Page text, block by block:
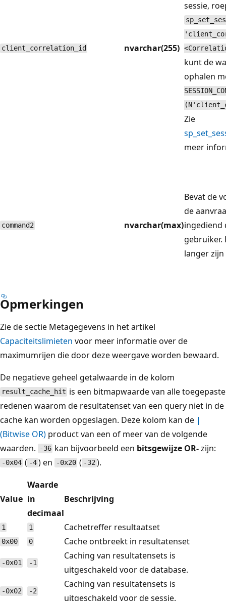
client_correlation_id nvarchar(255)
sessie,
kunt de
ophalen
Zie
meer
command2 nvarchar(max)
Bevat de
de
ingediend
gebruiker.
langer zijn
Opmerkingen
Zie de sectie Metagegevens in het artikel
Capaciteitslimieten voor meer informatie over de
maximumrijen die door deze weergave worden bewaard.
De negatieve geheel getalwaarde in de kolom
result_cache_hit is een bitmapwaarde van alle toegepaste
redenen waarom de resultatenset van een query niet in de
cache kan worden opgeslagen. Deze kolom kan de |
(Bitwise OR) product van een of meer van de volgende
waarden.
-36 kan bijvoorbeeld een bitsgewijze OR-zijn:
-0x04 ( -4) en -0x20 ( -32).
Value
Waarde
in
decimaal
Beschrijving
1 1 Cachetreffer resultaatset
0x00 0 Cache ontbreekt in resultatenset
-0x01 -1
Caching van resultatensets is
uitgeschakeld voor de database.
-0x02 -2
Caching van resultatensets is
uitgeschakeld voor de sessie.